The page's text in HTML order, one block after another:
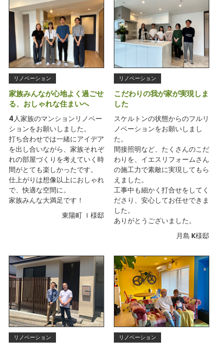
リノベーション
家族みんなが心地よく過ごせ
る、おしゃれな住まいへ
4人家族のマンションリノベー
ションをお願いしました。
打ち合わせでは一緒にアイデア
を出し合いながら、家族それぞ
れの部屋づくりを考えていく時
間がとても楽しかったです。
仕上がりは想像以上におしゃれ
で、快適な空間に。
家族みんな大満足です！
東陽町 Ｉ様邸
リノベーション
こだわりの我が家が実現しま
した
スケルトンの状態からのフルリ
ノベーションをお願いしまし
た。
間接照明など、たくさんのこだ
わりを、イエスリフォームさん
の施工力で素敵に実現してもら
えました。
工事中も細かく打合せをしてく
ださり、安心してお任せできま
した。
ありがとうございました。
月島 K様邸
リノベーション リノベーション